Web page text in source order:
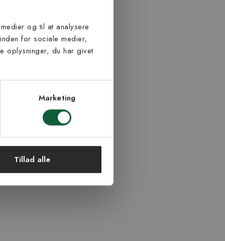
og til at analysere
for sociale medier,
oplysninger, du har givet
Marketing
Tillad alle